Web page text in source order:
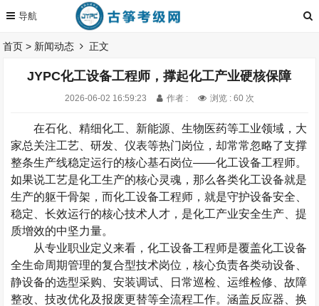
首页 > 新闻动态 正文
JYPC化工设备工程师，撑起化工产业硬核保障
2026-06-02 16:59:23 作者 : 浏览 : 60 次
在石化、精细化工、新能源、生物医药等工业领域，大
家总关注工艺、研发、仪表等热门岗位，却常常忽略了支撑
整条生产线稳定运行的核心基石岗位——化工设备工程师。
如果说工艺是化工生产的核心灵魂，那么各类化工设备就是
生产的躯干骨架，而化工设备工程师，就是守护设备安全、
稳定、长效运行的核心技术人才，是化工产业安全生产、提
质增效的中坚力量。
从专业职业定义来看，化工设备工程师是覆盖化工设备
全生命周期管理的复合型技术岗位，核心负责各类动设备、
静设备的选型采购、安装调试、日常巡检、运维检修、故障
整改、技改优化及报废更替等全流程工作。涵盖反应器、换